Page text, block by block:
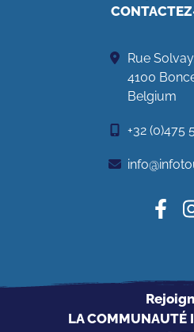
Rue
4100
Belgium
+32 (0)475
LA COMMUNAUTÉ